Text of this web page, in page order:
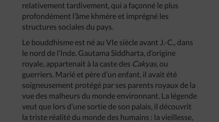
relativement tardivement, qui a façonné le plus
profondément l’âme khmère et imprégné les
structures sociales du pays.
Le bouddhisme est né au VIe siècle avant J.-C., dans
le nord de l’Inde. Gautama Siddharta, d’origine
royale, appartenait à la caste des Cakyas, ou
guerriers. Marié et père d’un enfant, il avait été
soigneusement protégé par ses parents royaux de la
vue des malheurs du monde environnant. La légende
veut que lors d’une sortie de son palais, il découvrit
la triste réalité du monde des humains : la vieillesse,